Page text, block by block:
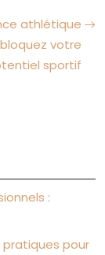
athlétique
votre
sportif
:
pour